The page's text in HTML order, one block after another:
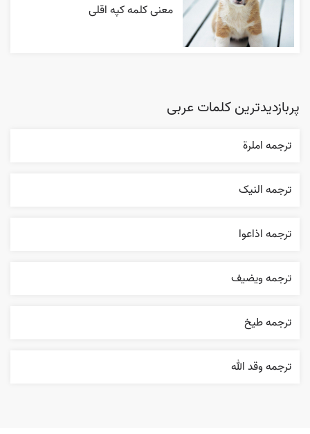
معنی کلمه کپه اقلی
پربازدیدترین کلمات عربی
ترجمه املرة
ترجمه النیک
ترجمه اذاعوا
ترجمه ويضيف
ترجمه طيخ
ترجمه وقد الله